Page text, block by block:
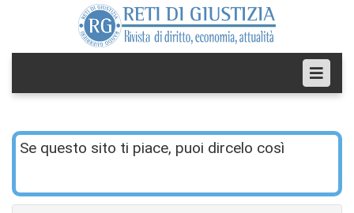
Se questo sito ti piace, puoi dircelo così